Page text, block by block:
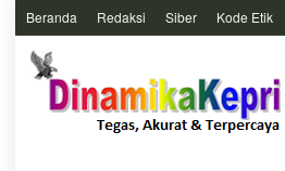
Beranda Redaksi Siber Kode Etik